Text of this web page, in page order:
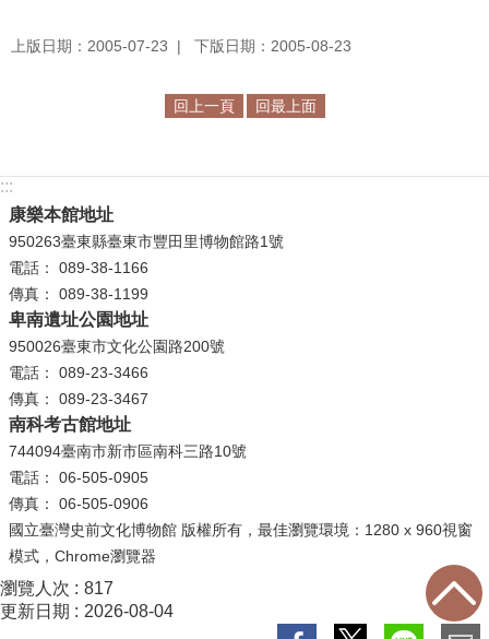
S
S
網
站
資
料
開
放
宣
告
隱
私
保
護
上版日期：2005-07-23 下版日期：2005-08-23
回上一頁 回最上面
:::
康樂本館地址
950263臺東縣臺東市豐田里博物館路1號
電話： 089-38-1166
傳真： 089-38-1199
卑南遺址公園地址
950026臺東市文化公園路200號
電話： 089-23-3466
傳真： 089-23-3467
南科考古館地址
744094臺南市新市區南科三路10號
電話： 06-505-0905
傳真： 06-505-0906
國立臺灣史前文化博物館 版權所有，最佳瀏覽環境：1280 x 960視窗
模式，Chrome瀏覽器
瀏覽人次
817
更新日期
2026-08-04